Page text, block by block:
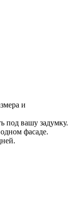
и
под вашу задумку.
фасаде.